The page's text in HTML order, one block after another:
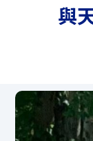
與
防範措
4月
五）
期日
（星
假日
（即